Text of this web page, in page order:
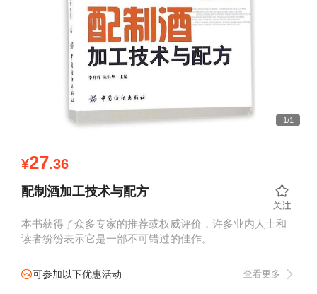
1/1
¥27.36
配制酒加工技术与配方
本书获得了众多专家的推荐或权威评价，许多业内人士和
读者纷纷表示它是一部不可错过的佳作。
可参加以下优惠活动 查看更多